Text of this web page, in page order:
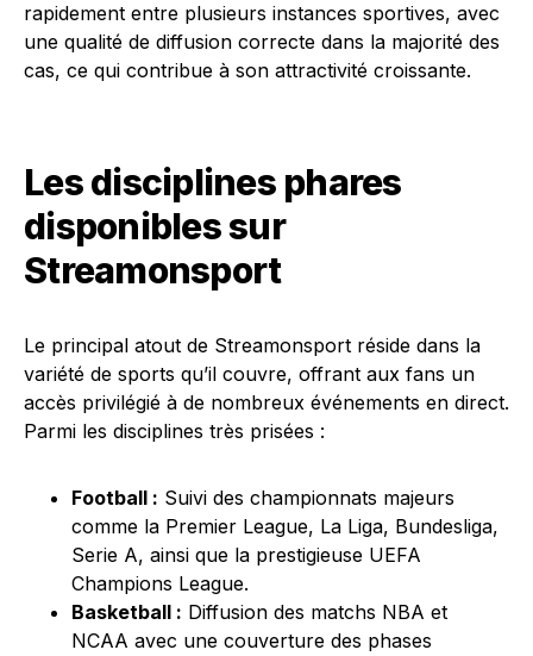
rapidement entre plusieurs instances sportives, avec
une qualité de diffusion correcte dans la majorité des
cas, ce qui contribue à son attractivité croissante.
Les disciplines phares
disponibles sur
Streamonsport
Le principal atout de Streamonsport réside dans la
variété de sports qu’il couvre, offrant aux fans un
accès privilégié à de nombreux événements en direct.
Parmi les disciplines très prisées :
Football : Suivi des championnats majeurs
comme la Premier League, La Liga, Bundesliga,
Serie A, ainsi que la prestigieuse UEFA
Champions League.
Basketball : Diffusion des matchs NBA et
NCAA avec une couverture des phases